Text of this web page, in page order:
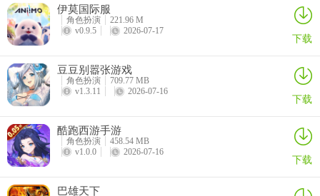
贝尔 (烬炎 - 单体连击)： 首次十连必得。 优秀的单体点杀核心，爆发
力强。
伊莫国际服
角色扮演
221.96 M
v0.9.5
2026-07-17 下载
豆豆别嚣张游戏
角色扮演
709.77 MB
v1.3.11
2026-07-16 下载
酷跑西游手游
角色扮演
458.54 MB
v1.0.0
2026-07-16 下载
巴雄天下